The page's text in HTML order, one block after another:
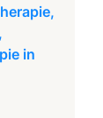
in